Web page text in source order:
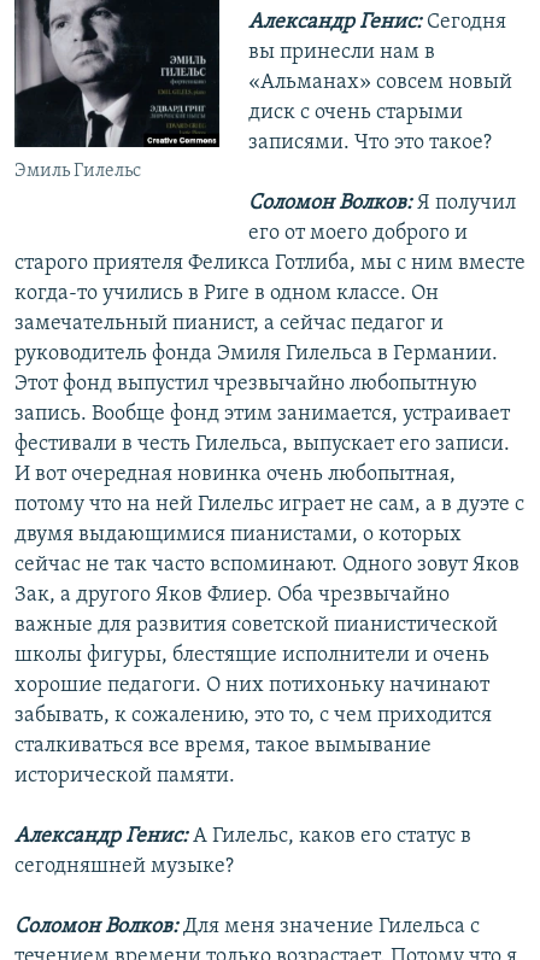
Эмиль Гилельс
Александр Генис:Сегодня
вы принесли нам в
«Альманах» совсем новый
диск с очень старыми
записями. Что это такое?
Соломон Волков:Я получил
его от моего доброго и
старого приятеля Феликса Готлиба, мы с ним вместе
когда-то учились в Риге в одном классе. Он
замечательный пианист, а сейчас педагог и
руководитель фонда Эмиля Гилельса в Германии.
Этот фонд выпустил чрезвычайно любопытную
запись. Вообще фонд этим занимается, устраивает
фестивали в честь Гилельса, выпускает его записи.
И вот очередная новинка очень любопытная,
потому что на ней Гилельс играет не сам, а в дуэте с
двумя выдающимися пианистами, о которых
сейчас не так часто вспоминают. Одного зовут Яков
Зак, а другого Яков Флиер. Оба чрезвычайно
важные для развития советской пианистической
школы фигуры, блестящие исполнители и очень
хорошие педагоги. О них потихоньку начинают
забывать, к сожалению, это то, с чем приходится
сталкиваться все время, такое вымывание
исторической памяти.
Александр Генис:А Гилельс, каков его статус в
сегодняшней музыке?
Соломон Волков:Для меня значение Гилельса с